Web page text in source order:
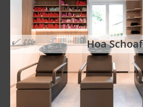
Hoa Schoaf